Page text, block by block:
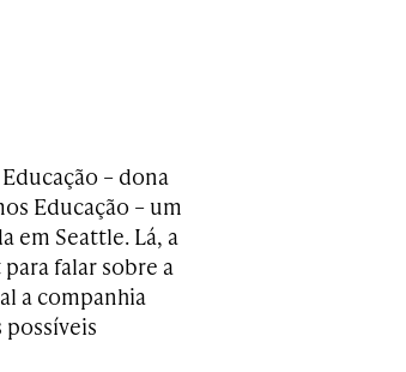
– dona
Educação – um
em Seattle. Lá, a
falar sobre a
a companhia
possíveis